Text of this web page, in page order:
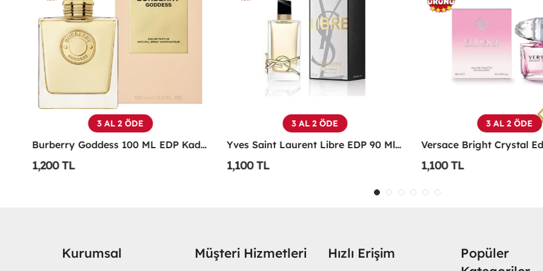
3 AL 2 ÖDE
Burberry Goddess 100 ML EDP Kadın Parfümü -
1,200 TL
3 AL 2 ÖDE
Yves Saint Laurent Libre EDP 90 Ml Kadın Parfüm - YSLL
1,100 TL
3 AL 2 ÖDE
1,100 TL
Kurumsal Müşteri Hizmetleri Hızlı Erişim
Popüler